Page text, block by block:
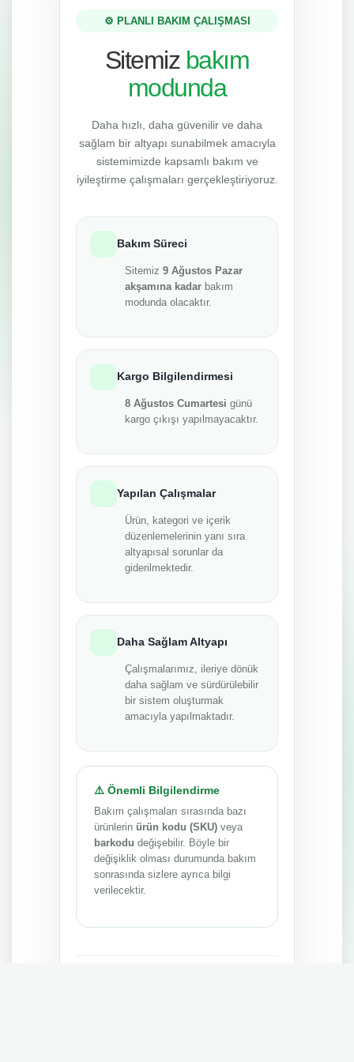
⚙️ PLANLI BAKIM ÇALIŞMASI
Sitemiz bakım
modunda
Daha hızlı, daha güvenilir ve daha
sağlam bir altyapı sunabilmek amacıyla
sistemimizde kapsamlı bakım ve
iyileştirme çalışmaları gerçekleştiriyoruz.
Bakım Süreci
Sitemiz 9 Ağustos Pazar
akşamına kadar bakım
modunda olacaktır.
Kargo Bilgilendirmesi
8 Ağustos Cumartesi günü
kargo çıkışı yapılmayacaktır.
Yapılan Çalışmalar
Ürün, kategori ve içerik
düzenlemelerinin yanı sıra
altyapısal sorunlar da
giderilmektedir.
Daha Sağlam Altyapı
Çalışmalarımız, ileriye dönük
daha sağlam ve sürdürülebilir
bir sistem oluşturmak
amacıyla yapılmaktadır.
⚠️ Önemli Bilgilendirme
Bakım çalışmaları sırasında bazı
ürünlerin ürün kodu (SKU) veya
barkodu değişebilir. Böyle bir
değişiklik olması durumunda bakım
sonrasında sizlere ayrıca bilgi
verilecektir.